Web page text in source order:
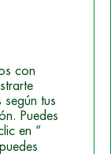
con
tus
Puedes
en “